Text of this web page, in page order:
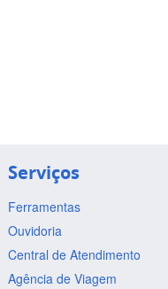
Serviços
Ferramentas
Ouvidoria
Central de Atendimento
Agência de Viagem